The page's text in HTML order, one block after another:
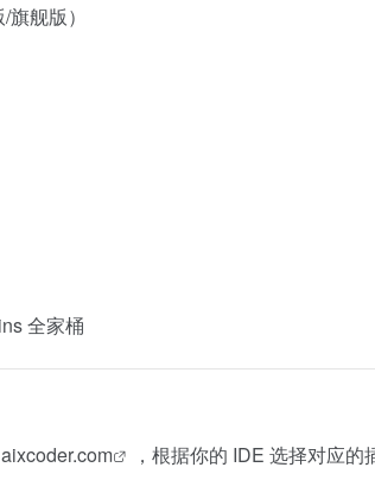
舰版）
全家桶
aixcoder.com ，根据你的 IDE 选择对应的